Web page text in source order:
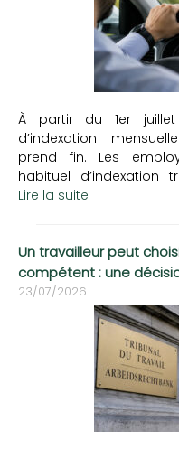
À partir du 1er
d’indexation
prend fin. Les
habituel d’indexation
Lire la suite
Un travailleur peut
compétent : une
23/07/2026